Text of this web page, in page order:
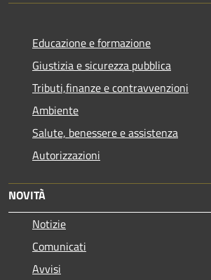
Educazione e formazione
Giustizia e sicurezza pubblica
Tributi,finanze e contravvenzioni
Ambiente
Salute, benessere e assistenza
Autorizzazioni
NOVITÀ
Notizie
Comunicati
Avvisi